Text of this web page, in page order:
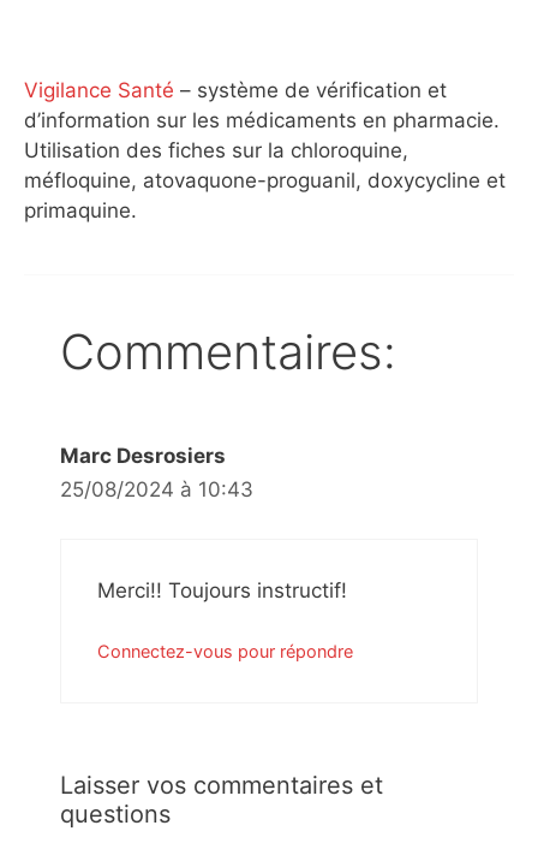
Vigilance Santé – système de vérification et
d’information sur les médicaments en pharmacie.
Utilisation des fiches sur la chloroquine,
méfloquine, atovaquone-proguanil, doxycycline et
primaquine.
Commentaires:
Marc Desrosiers
25/08/2024 à 10:43
Merci!! Toujours instructif!
Connectez-vous pour répondre
Laisser vos commentaires et
questions